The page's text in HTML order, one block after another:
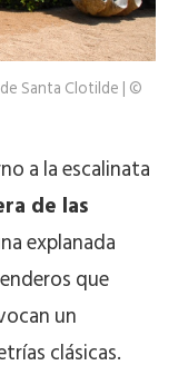
Santa Clotilde | ©
a la escalinata
de las
explanada
que
un
clásicas.